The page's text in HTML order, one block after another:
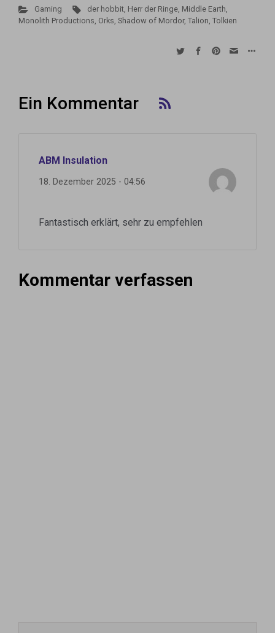
Gaming der hobbit, Herr der Ringe, Middle Earth,
Monolith Productions, Orks, Shadow of Mordor, Talion, Tolkien
Ein Kommentar
ABM Insulation
18. Dezember 2025 - 04:56
Fantastisch erklärt, sehr zu empfehlen
Kommentar verfassen